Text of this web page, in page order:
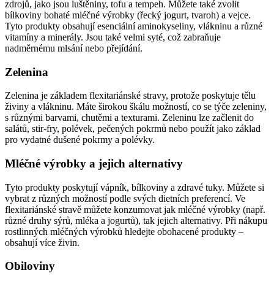
zdrojů, jako jsou luštěniny, tofu a tempeh. Můžete také zvolit
bílkoviny bohaté mléčné výrobky (řecký jogurt, tvaroh) a vejce.
Tyto produkty obsahují esenciální aminokyseliny, vlákninu a různé
vitamíny a minerály. Jsou také velmi syté, což zabraňuje
nadměrnému mlsání nebo přejídání.
Zelenina
Zelenina je základem flexitariánské stravy, protože poskytuje tělu
živiny a vlákninu. Máte širokou škálu možností, co se týče zeleniny,
s různými barvami, chutěmi a texturami. Zeleninu lze začlenit do
salátů, stir-fry, polévek, pečených pokrmů nebo použít jako základ
pro vydatné dušené pokrmy a polévky.
Mléčné výrobky a jejich alternativy
Tyto produkty poskytují vápník, bílkoviny a zdravé tuky. Můžete si
vybrat z různých možností podle svých dietních preferencí. Ve
flexitariánské stravě můžete konzumovat jak mléčné výrobky (např.
různé druhy sýrů, mléka a jogurtů), tak jejich alternativy. Při nákupu
rostlinných mléčných výrobků hledejte obohacené produkty –
obsahují více živin.
Obiloviny